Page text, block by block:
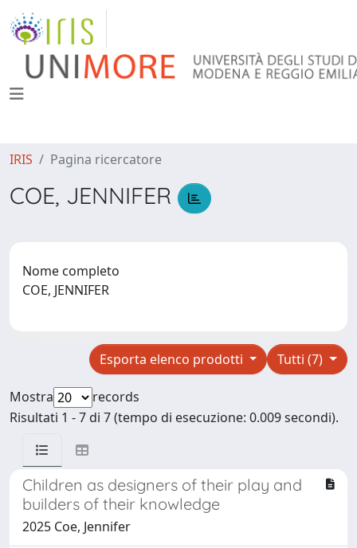
IRIS Pagina ricercatore
COE, JENNIFER
Nome completo
COE, JENNIFER
Tutti (7)
Esporta elenco prodotti
Mostra
records
Risultati 1 - 7 di 7 (tempo di esecuzione: 0.009 secondi).
Children as designers of their play and
builders of their knowledge
2025 Coe, Jennifer